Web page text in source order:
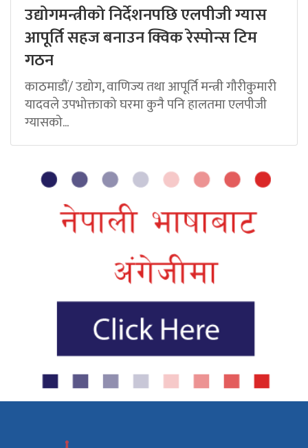
उद्योगमन्त्रीको निर्देशनपछि एलपीजी ग्यास
आपूर्ति सहज बनाउन क्विक रेस्पोन्स टिम
गठन
काठमाडौं/ उद्योग, वाणिज्य तथा आपूर्ति मन्त्री गौरीकुमारी
यादवले उपभोक्ताको घरमा कुनै पनि हालतमा एलपीजी
ग्यासको...